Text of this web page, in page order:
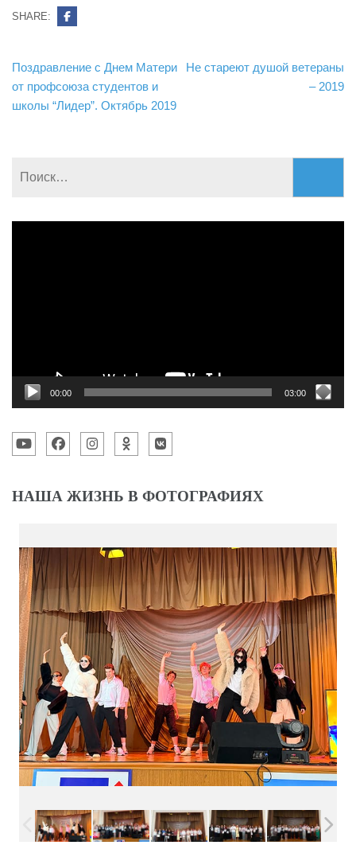
SHARE:
Навигация
по
записям
Поздравление с Днем Матери
от профсоюза студентов и
школы “Лидер”. Октябрь 2019
Не стареют душой ветераны
– 2019
00:00 03:00
НАША ЖИЗНЬ В ФОТОГРАФИЯХ